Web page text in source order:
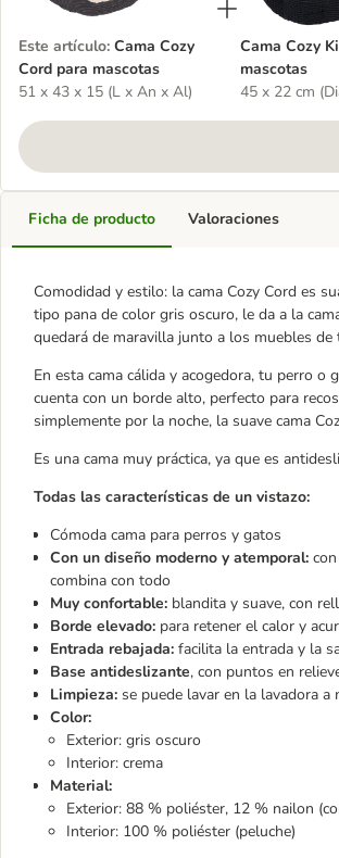
Este artículo: Cama Cozy
Cord para mascotas
51 x 43 x 15 (L x An x Al)
Cama Cozy
mascotas
45 x 22 cm
Ficha de producto
Comodidad y estilo: la cama Cozy Cord es
tipo pana de color gris oscuro, le da a la
quedará de maravilla junto a los muebles de
En esta cama cálida y acogedora, tu perro
cuenta con un borde alto, perfecto para
simplemente por la noche, la suave cama
Es una cama muy práctica, ya que es
Todas las características de un vistazo:
Cómoda cama para perros y gatos
Con un diseño moderno y atemporal:
combina con todo
Muy confortable: blandita y suave, con
Borde elevado: para retener el calor y
Entrada rebajada: facilita la entrada y la
Base antideslizante, con puntos en
Limpieza: se puede lavar en la lavadora a
Color:
Exterior: gris oscuro
Interior: crema
Material:
Exterior: 88 % poliéster, 12 % nailon
Interior: 100 % poliéster (peluche)
Valoraciones